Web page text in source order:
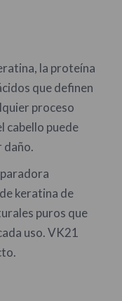
la proteína
que definen
proceso
cabello puede
daño.
keratina de
puros que
uso. VK21